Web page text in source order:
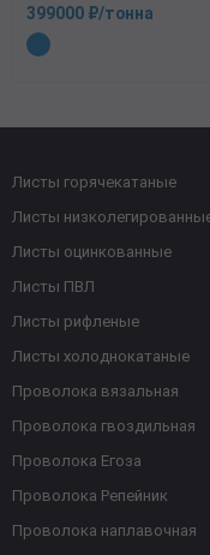
399000 ₽/тонна
Листы горячекатаные
Листы
Листы оцинкованные
Листы ПВЛ
Листы рифленые
Листы холоднокатаные
Проволока вязальная
Проволока гвоздильная
Проволока Егоза
Проволока Репейник
Проволока наплавочная